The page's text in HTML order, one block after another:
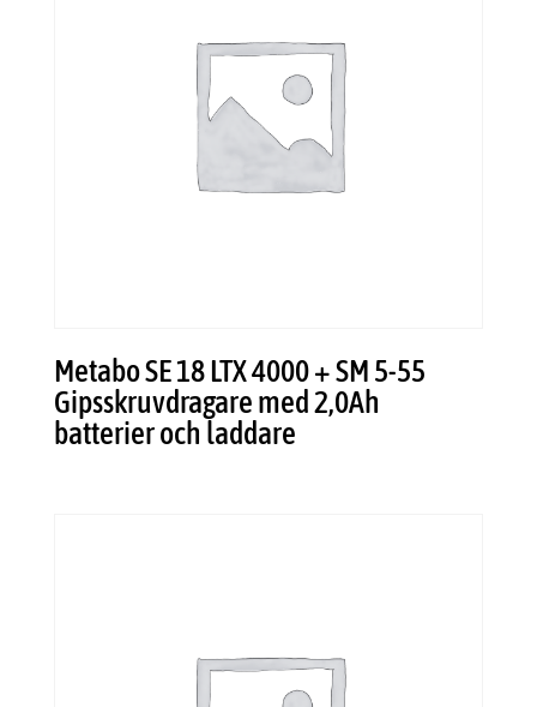
Metabo SE 18 LTX 4000 + SM 5-55
Gipsskruvdragare med 2,0Ah
batterier och laddare